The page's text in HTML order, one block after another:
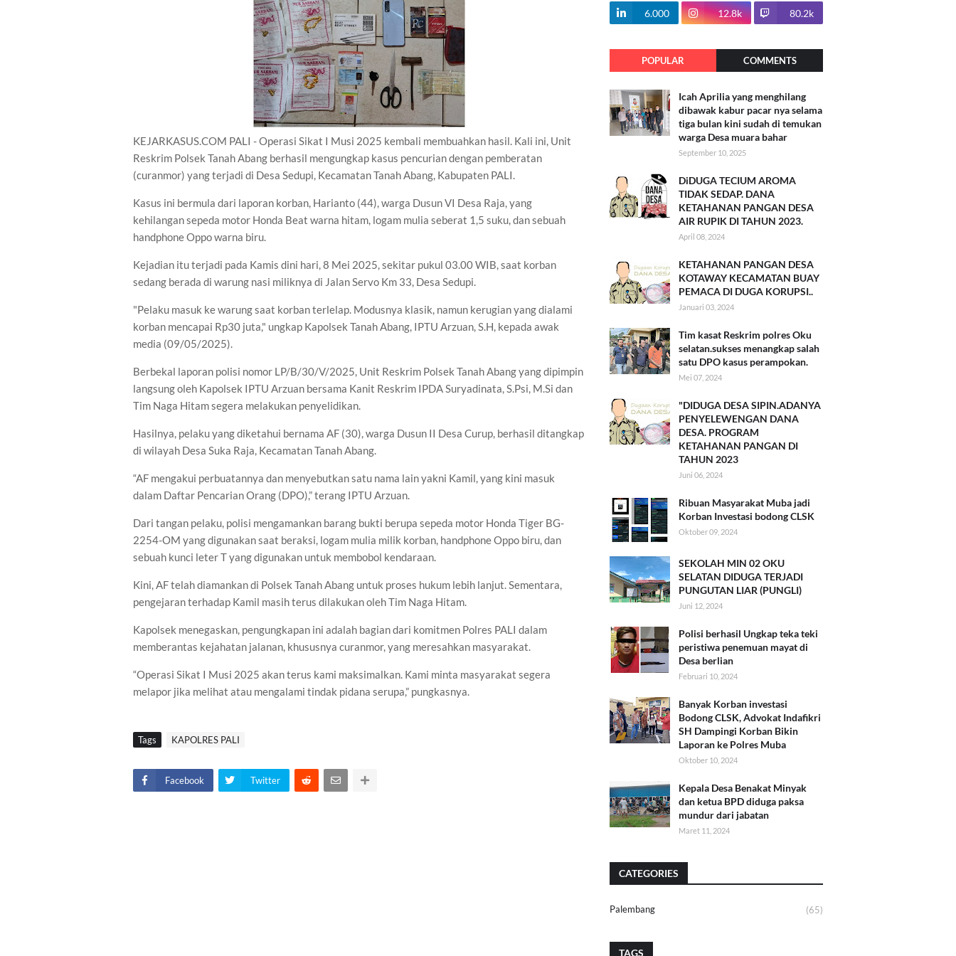
KEJARKASUS.COM PALI - Operasi Sikat I Musi 2025 kembali membuahkan hasil. Kali ini, Unit
Reskrim Polsek Tanah Abang berhasil mengungkap kasus pencurian dengan pemberatan
(curanmor) yang terjadi di Desa Sedupi, Kecamatan Tanah Abang, Kabupaten PALI.
Kasus ini bermula dari laporan korban, Harianto (44), warga Dusun VI Desa Raja, yang
kehilangan sepeda motor Honda Beat warna hitam, logam mulia seberat 1,5 suku, dan sebuah
handphone Oppo warna biru.
Kejadian itu terjadi pada Kamis dini hari, 8 Mei 2025, sekitar pukul 03.00 WIB, saat korban
sedang berada di warung nasi miliknya di Jalan Servo Km 33, Desa Sedupi.
"Pelaku masuk ke warung saat korban terlelap. Modusnya klasik, namun kerugian yang dialami
korban mencapai Rp30 juta," ungkap Kapolsek Tanah Abang, IPTU Arzuan, S.H, kepada awak
media (09/05/2025).
Berbekal laporan polisi nomor LP/B/30/V/2025, Unit Reskrim Polsek Tanah Abang yang dipimpin
langsung oleh Kapolsek IPTU Arzuan bersama Kanit Reskrim IPDA Suryadinata, S.Psi, M.Si dan
Tim Naga Hitam segera melakukan penyelidikan.
Hasilnya, pelaku yang diketahui bernama AF (30), warga Dusun II Desa Curup, berhasil ditangkap
di wilayah Desa Suka Raja, Kecamatan Tanah Abang.
“AF mengakui perbuatannya dan menyebutkan satu nama lain yakni Kamil, yang kini masuk
dalam Daftar Pencarian Orang (DPO),” terang IPTU Arzuan.
Dari tangan pelaku, polisi mengamankan barang bukti berupa sepeda motor Honda Tiger BG-
2254-OM yang digunakan saat beraksi, logam mulia milik korban, handphone Oppo biru, dan
sebuah kunci leter T yang digunakan untuk membobol kendaraan.
Kini, AF telah diamankan di Polsek Tanah Abang untuk proses hukum lebih lanjut. Sementara,
pengejaran terhadap Kamil masih terus dilakukan oleh Tim Naga Hitam.
Kapolsek menegaskan, pengungkapan ini adalah bagian dari komitmen Polres PALI dalam
memberantas kejahatan jalanan, khususnya curanmor, yang meresahkan masyarakat.
“Operasi Sikat I Musi 2025 akan terus kami maksimalkan. Kami minta masyarakat segera
melapor jika melihat atau mengalami tindak pidana serupa,” pungkasnya.
Tags KAPOLRES PALI
Facebook Twitter
100.7k
6.000 12.8k 80.2k
POPULAR COMMENTS
Icah Aprilia yang menghilang
dibawak kabur pacar nya selama
tiga bulan kini sudah di temukan
warga Desa muara bahar
September 10, 2025
DiDUGA TECIUM AROMA
TIDAK SEDAP. DANA
KETAHANAN PANGAN DESA
AIR RUPIK DI TAHUN 2023.
April 08, 2024
KETAHANAN PANGAN DESA
KOTAWAY KECAMATAN BUAY
PEMACA DI DUGA KORUPSI..
Januari 03, 2024
Tim kasat Reskrim polres Oku
selatan.sukses menangkap salah
satu DPO kasus perampokan.
Mei 07, 2024
"DIDUGA DESA SIPIN.ADANYA
PENYELEWENGAN DANA
DESA. PROGRAM
KETAHANAN PANGAN DI
TAHUN 2023
Juni 06, 2024
Ribuan Masyarakat Muba jadi
Korban Investasi bodong CLSK
Oktober 09, 2024
SEKOLAH MIN 02 OKU
SELATAN DIDUGA TERJADI
PUNGUTAN LIAR (PUNGLI)
Juni 12, 2024
Polisi berhasil Ungkap teka teki
peristiwa penemuan mayat di
Desa berlian
Februari 10, 2024
Banyak Korban investasi
Bodong CLSK, Advokat Indafikri
SH Dampingi Korban Bikin
Laporan ke Polres Muba
Oktober 10, 2024
Kepala Desa Benakat Minyak
dan ketua BPD diduga paksa
mundur dari jabatan
Maret 11, 2024
CATEGORIES
Palembang (65)
TAGS